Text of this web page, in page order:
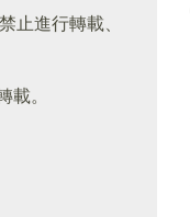
止進行轉載、
載。